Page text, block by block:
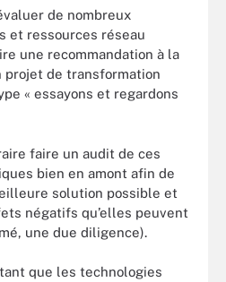
de nombreux
et ressources réseau
une recommandation à la
projet de transformation
« essayons et regardons
faire un audit de ces
bien en amont afin de
solution possible et
négatifs qu’elles peuvent
une due diligence).
que les technologies